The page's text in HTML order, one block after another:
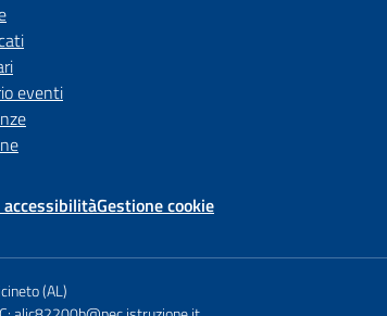
eventi
Gestione cookie
(AL)